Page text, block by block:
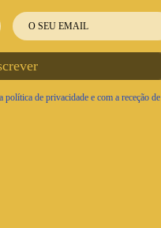
de privacidade e com a receção de